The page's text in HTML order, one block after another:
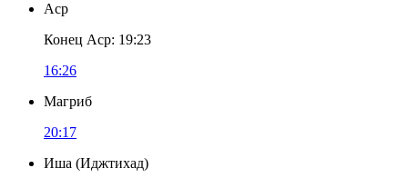
Аср
Конец Аср: 19:23
16:26
Магриб
20:17
Иша (Иджтихад)